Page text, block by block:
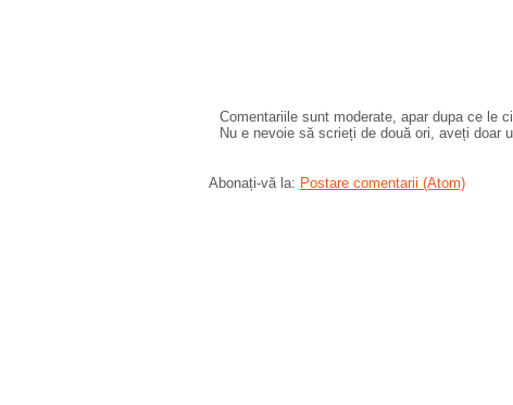
Comentariile sunt moderate, apar dupa ce le
Nu e nevoie să scrieți de două ori, aveți doar
Abonați-vă la: Postare comentarii (Atom)